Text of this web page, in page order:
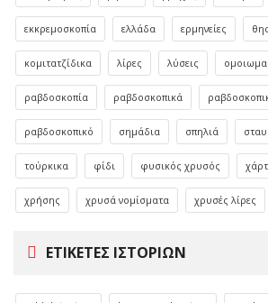
εκκρεμοσκοπία ελλάδα ερμηνείες
κομιτατζίδικα λίρες λύσεις ομοιωμα
ραβδοσκοπία ραβδοσκοπικά
ραβδοσκοπικό σημάδια σπηλιά
τούρκικα φίδι φυσικός χρυσός
χρήσης χρυσά νομίσματα χρυσές λίρες
ΕΤΙΚΈΤΕΣ ΙΣΤΟΡΙΏΝ